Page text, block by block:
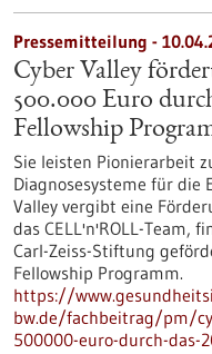
Pressemitteilung -
Cyber Valley
500.000 Euro
Fellowship
Sie leisten Pionierarbeit
Diagnosesysteme für die
Valley vergibt eine
das CELL'n'ROLL-Team,
Carl-Zeiss-Stiftung
Fellowship Programm.
https://
bw.de/fachbeitrag/pm/
500000-euro-durch-das-